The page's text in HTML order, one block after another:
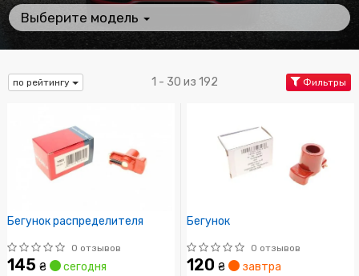
Выберите модель
по рейтингу 1 - 30 из 192 Фильтры
Бегунок распределителя
0 отзывов
145 ₴ сегодня
Бегунок
0 отзывов
120 ₴ завтра